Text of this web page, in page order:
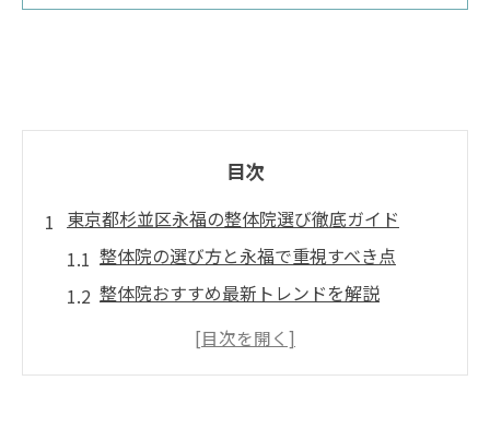
目次
東京都杉並区永福の整体院選び徹底ガイド
整体院の選び方と永福で重視すべき点
整体院おすすめ最新トレンドを解説
永福で整体院を選ぶ際の比較ポイント